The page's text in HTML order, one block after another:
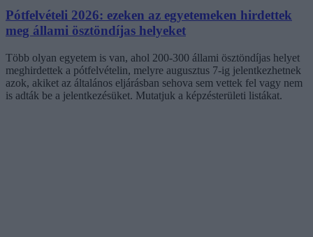
Pótfelvételi 2026: ezeken az egyetemeken hirdettek
meg állami ösztöndíjas helyeket
Több olyan egyetem is van, ahol 200-300 állami ösztöndíjas helyet
meghirdettek a pótfelvételin, melyre augusztus 7-ig jelentkezhetnek
azok, akiket az általános eljárásban sehova sem vettek fel vagy nem
is adták be a jelentkezésüket. Mutatjuk a képzésterületi listákat.